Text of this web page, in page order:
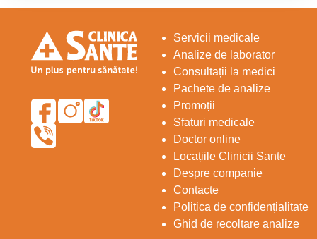
Servicii medicale
Analize de laborator
Consultații la medici
Pachete de analize
Promoții
Sfaturi medicale
Doctor online
Locațiile Clinicii Sante
Despre companie
Contacte
Politica de confidențialitate
Ghid de recoltare analize